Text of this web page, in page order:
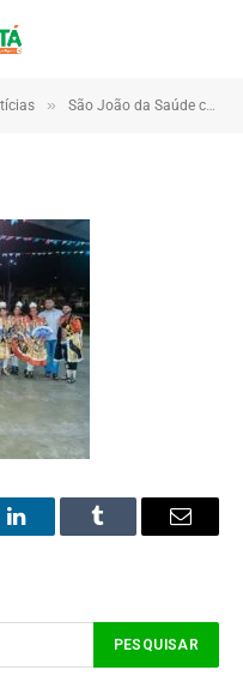
» São João da Saúde celebra cultura e integração em Coroatá
LinkedInTumblr Email